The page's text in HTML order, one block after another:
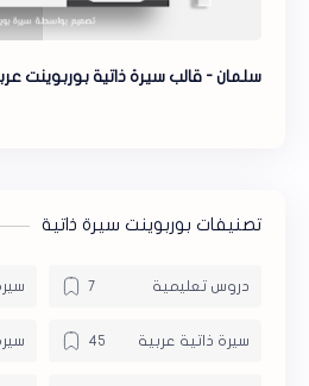
سلمان - قالب سيرة ذاتية بوربوينت
تصنيفات بوربوينت سيرة ذاتية
دروس تعليمية
سيرة ذاتية عربية